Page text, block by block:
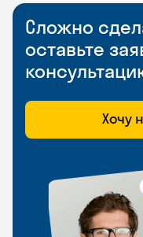
Сложно
оставьте
Хочу